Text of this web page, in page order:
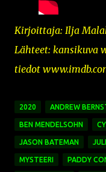
Kirjoittaja: Ilja
Lähteet: kansikuva
tiedot
2020 ANDREW
BEN MENDELSOHN
JASON BATEMAN
MYSTEERI PADDY